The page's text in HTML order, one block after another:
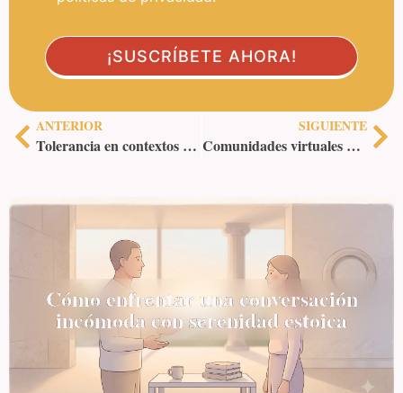
ANTERIOR
Tolerancia en contextos multiculturales: mejorar las relaciones
SIGUIENTE
Comunidades virtuales de apoyo: cómo el pensamiento estoico fortalece
Cómo enfrentar una conversación
incómoda con serenidad estoica